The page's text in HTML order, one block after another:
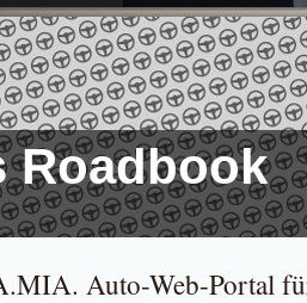
Roadbook
Auto-Web-Portal